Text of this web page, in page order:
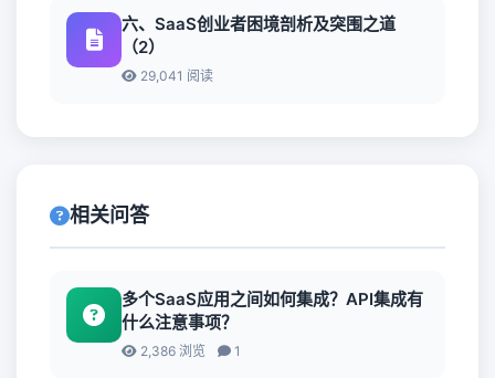
六、SaaS创业者困境剖析及突围之道
（2）
29,041 阅读
相关问答
多个SaaS应用之间如何集成？API集成有
什么注意事项？
2,386 浏览 1